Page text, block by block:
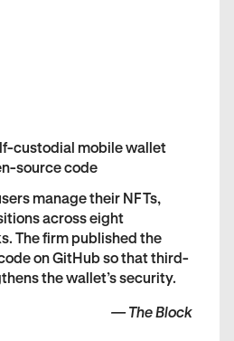
custodial mobile wallet
source code
manage their NFTs,
across eight
The firm published the
on GitHub so that third-
the wallet’s security.
— The Block